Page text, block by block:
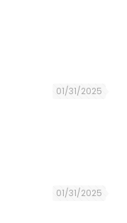
01/31/2025
01/31/2025